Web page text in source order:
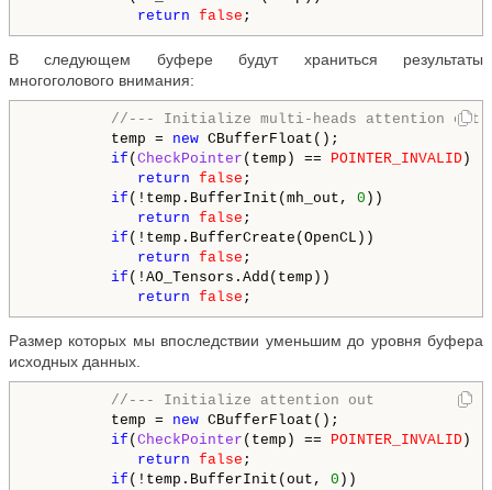
return false
В следующем буфере будут храниться результаты
многоголового внимания:
//--- Initialize multi-heads attention out
temp = new CBufferFloat();
if ( CheckPointer (temp) == POINTER_INVALID )
return false ;
if (!temp.BufferInit(mh_out, 0 ))
return false ;
if (!temp.BufferCreate(OpenCL))
return false ;
if (!AO_Tensors.Add(temp))
return false
Размер которых мы впоследствии уменьшим до уровня буфера
исходных данных.
//--- Initialize attention out
temp = new CBufferFloat();
if ( CheckPointer (temp) == POINTER_INVALID )
return false ;
if (!temp.BufferInit(out, 0 ))